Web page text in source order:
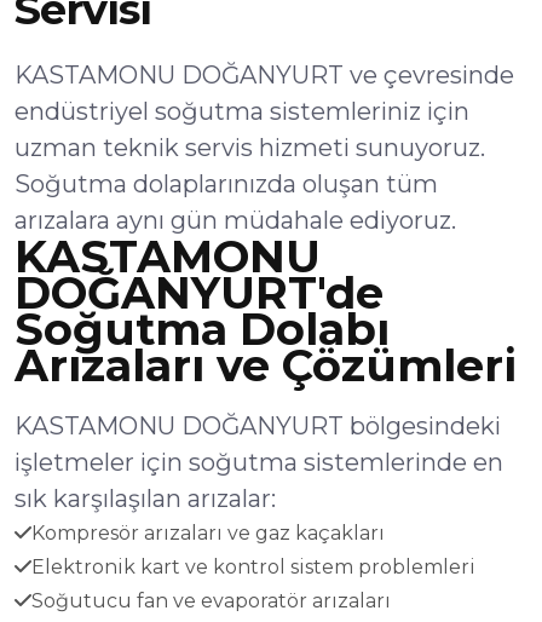
KASTAMONU DOĞANYURT ve çevresinde
endüstriyel soğutma sistemleriniz için
uzman teknik servis hizmeti sunuyoruz.
Soğutma dolaplarınızda oluşan tüm
arızalara aynı gün müdahale ediyoruz.
KASTAMONU
DOĞANYURT'de
Soğutma Dolabı
Arızaları ve Çözümleri
KASTAMONU DOĞANYURT bölgesindeki
işletmeler için soğutma sistemlerinde en
sık karşılaşılan arızalar:
Kompresör arızaları ve gaz kaçakları
Elektronik kart ve kontrol sistem problemleri
Soğutucu fan ve evaporatör arızaları